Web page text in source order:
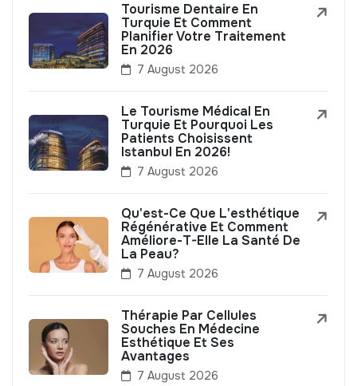
Tourisme Dentaire En
Turquie Et Comment
Planifier Votre Traitement
En 2026
7 August 2026
Le Tourisme Médical En
Turquie Et Pourquoi Les
Patients Choisissent
Istanbul En 2026!
7 August 2026
Qu'est-Ce Que L'esthétique
Régénérative Et Comment
Améliore-T-Elle La Santé De
La Peau?
7 August 2026
Thérapie Par Cellules
Souches En Médecine
Esthétique Et Ses
Avantages
7 August 2026